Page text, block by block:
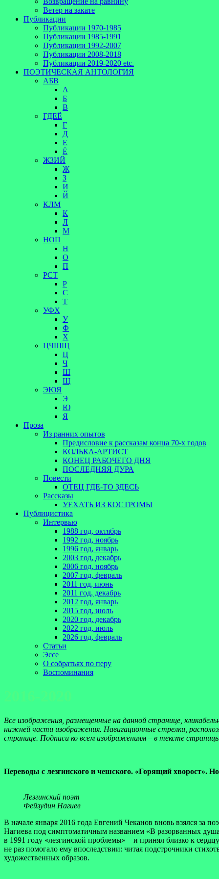
Ветер на закате
Публикации
Публикации 1970-1985
Публикации 1985-1991
Публикации 1992-2007
Публикации 2008-2018
Публикации 2019-2020 etc.
ПОЭТИЧЕСКАЯ АНТОЛОГИЯ
АБВ
А
Б
В
ГДЕЁ
Г
Д
Е
Ё
ЖЗИЙ
Ж
З
И
Й
КЛМ
К
Л
М
НОП
Н
О
П
РСТ
Р
С
Т
УФХ
У
Ф
Х
ЦЧШЩ
Ц
Ч
Ш
Щ
ЭЮЯ
Э
Ю
Я
Проза
Из ранних опытов
Предисловие к рассказам конца 70-х годов
КОЛЬКА-АРТИСТ
КОНЕЦ РАБОЧЕГО ДНЯ
ПОСЛЕДНЯЯ ДУРА
Повести
ОТЕЦ ГДЕ-ТО ЗДЕСЬ
Рассказы
УЕХАТЬ ИЗ КОСТРОМЫ
Публицистика
Интервью
1988 год, октябрь
1992 год, ноябрь
1996 год, январь
2003 год, декабрь
2006 год, ноябрь
2007 год, февраль
2011 год, июнь
2011 год, декабрь
2012 год, январь
2015 год, июль
2020 год, декабрь
2022 год, июль
2026 год, февраль
Статьи
Эссе
О собратьях по перу
Воспоминания
Все изображения, размещенные на данной странице,
нижней части изображения. Навигационные стрелки,
странице. Подписи ко всем изображениям – в тексте
Переводы с лезгинского и чешского. «Горящий хворост».
Лезгинский поэт
Фейзудин Нагиев
В начале января 2016 года Евгений Чеканов вновь взялся за
Нагиева под симптоматичным названием «В разорванных
в 1991 году «лезгинской проблемы» – и принял близко к
не раз помогало ему впоследствии: читая подстрочники
художественных образов.